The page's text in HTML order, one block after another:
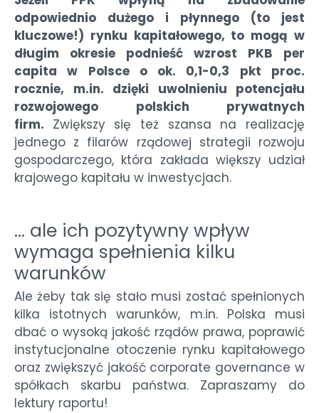
odpowiednio dużego i płynnego (to jest
kluczowe!) rynku kapitałowego, to mogą w
długim okresie podnieść wzrost PKB per
capita w Polsce o ok. 0,1-0,3 pkt proc.
rocznie, m.in. dzięki uwolnieniu potencjału
rozwojowego polskich prywatnych
firm. Zwiększy się też szansa na realizację
jednego z filarów rządowej strategii rozwoju
gospodarczego, która zakłada większy udział
krajowego kapitału w inwestycjach.
… ale ich pozytywny wpływ
wymaga spełnienia kilku
warunków
Ale żeby tak się stało musi zostać spełnionych
kilka istotnych warunków, m.in. Polska musi
dbać o wysoką jakość rządów prawa, poprawić
instytucjonalne otoczenie rynku kapitałowego
oraz zwiększyć jakość corporate governance w
spółkach skarbu państwa. Zapraszamy do
lektury raportu!